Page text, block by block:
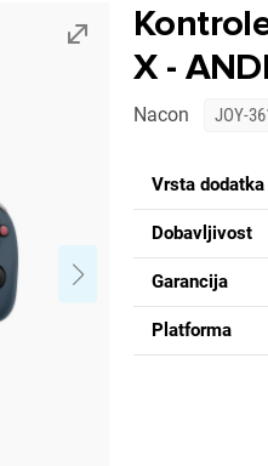
X -
Nacon JOY-
Vrsta dodatka
Dobavljivost
Garancija
Platforma